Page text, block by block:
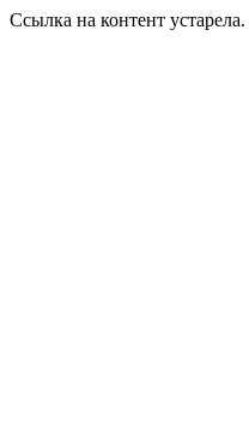
Ссылка на контент